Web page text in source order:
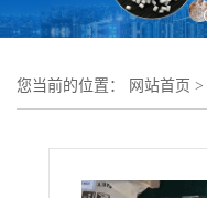
您当前的位置： 网站首页 >